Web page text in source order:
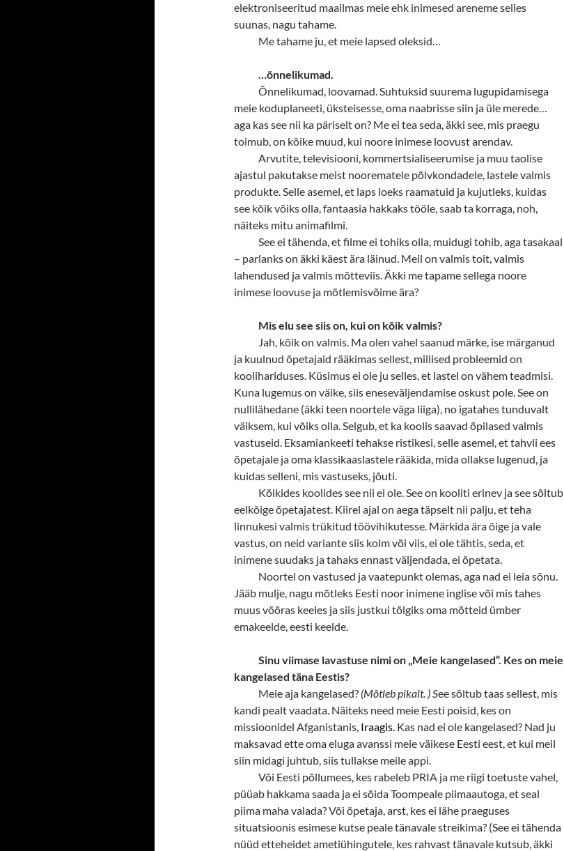
elektroniseeritud maailmas meie ehk inimesed areneme selles
suunas, nagu tahame.
Me tahame ju, et meie lapsed oleksid…
…õnnelikumad.
Õnnelikumad, loovamad. Suhtuksid suurema lugupidamisega
meie koduplaneeti, üksteisesse, oma naabrisse siin ja üle merede…
aga kas see nii ka päriselt on? Me ei tea seda, äkki see, mis praegu
toimub, on kõike muud, kui noore inimese loovust arendav.
Arvutite, televisiooni, kommertsialiseerumise ja muu taolise
ajastul pakutakse meist noorematele põlvkondadele, lastele valmis
produkte. Selle asemel, et laps loeks raamatuid ja kujutleks, kuidas
see kõik võiks olla, fantaasia hakkaks tööle, saab ta korraga, noh,
näiteks mitu animafilmi.
See ei tähenda, et filme ei tohiks olla, muidugi tohib, aga tasakaal
– parlanks on äkki käest ära läinud. Meil on valmis toit, valmis
lahendused ja valmis mõtteviis. Äkki me tapame sellega noore
inimese loovuse ja mõtlemisvõime ära?
Mis elu see siis on, kui on kõik valmis?
Jah, kõik on valmis. Ma olen vahel saanud märke, ise märganud
ja kuulnud õpetajaid rääkimas sellest, millised probleemid on
koolihariduses. Küsimus ei ole ju selles, et lastel on vähem teadmisi.
Kuna lugemus on väike, siis eneseväljendamise oskust pole. See on
nullilähedane (äkki teen noortele väga liiga), no igatahes tunduvalt
väiksem, kui võiks olla. Selgub, et ka koolis saavad õpilased valmis
vastuseid. Eksamiankeeti tehakse ristikesi, selle asemel, et tahvli ees
õpetajale ja oma klassikaaslastele rääkida, mida ollakse lugenud, ja
kuidas selleni, mis vastuseks, jõuti.
Kõikides koolides see nii ei ole. See on kooliti erinev ja see sõltub
eelkõige õpetajatest. Kiirel ajal on aega täpselt nii palju, et teha
linnukesi valmis trükitud töövihikutesse. Märkida ära õige ja vale
vastus, on neid variante siis kolm või viis, ei ole tähtis, seda, et
inimene suudaks ja tahaks ennast väljendada, ei õpetata.
Noortel on vastused ja vaatepunkt olemas, aga nad ei leia sõnu.
Jääb mulje, nagu mõtleks Eesti noor inimene inglise või mis tahes
muus võõras keeles ja siis justkui tõlgiks oma mõtteid ümber
emakeelde, eesti keelde.
Sinu viimase lavastuse nimi on „Meie kangelased“. Kes on meie
kangelased täna Eestis?
Meie aja kangelased? (Mõtleb pikalt. ) See sõltub taas sellest, mis
kandi pealt vaadata. Näiteks need meie Eesti poisid, kes on
missioonidel Afganistanis, Iraagis. Kas nad ei ole kangelased? Nad ju
maksavad ette oma eluga avanssi meie väikese Eesti eest, et kui meil
siin midagi juhtub, siis tullakse meile appi.
Või Eesti põllumees, kes rabeleb PRIA ja me riigi toetuste vahel,
püüab hakkama saada ja ei sõida Toompeale piimaautoga, et seal
piima maha valada? Või õpetaja, arst, kes ei lähe praeguses
situatsioonis esimese kutse peale tänavale streikima? (See ei tähenda
nüüd etteheidet ametiühingutele, kes rahvast tänavale kutsub, äkki